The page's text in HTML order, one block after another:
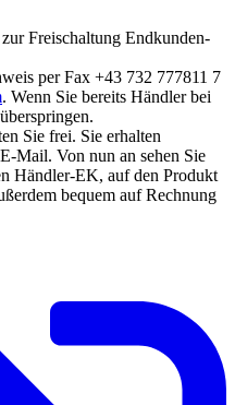
Freischaltung Endkunden-
per Fax +43 732 777811 7
. Wenn Sie bereits Händler bei
Sie frei. Sie erhalten
Mail. Von nun an sehen Sie
Händler-EK, auf den Produkt
bequem auf Rechnung